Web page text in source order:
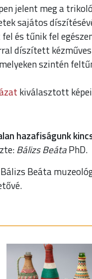
jelent meg a
sajátos
és tűnik fel
díszített
szintén
kiválasztott
hazafiságunk
Bálizs BeátaPhD.
Beáta